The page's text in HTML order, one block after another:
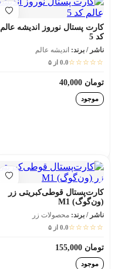
کارت پستال نوروز اندیشه عالم
کد 5
ناشر / برند: اندیشه عالم
☆☆☆☆☆0.0 از ۵
تومان 40,000
موجود
کارت‌پستال قوطی‌کبریتی زر
(ون‌گوگ) M1
ناشر / برند: محصولات زر
☆☆☆☆☆0.0 از ۵
تومان 155,000
موجود